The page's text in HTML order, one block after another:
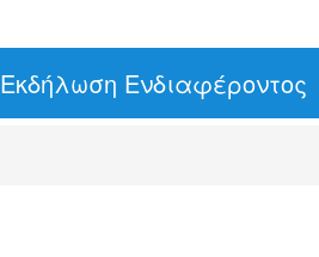
Εκδήλωση Ενδιαφέροντος